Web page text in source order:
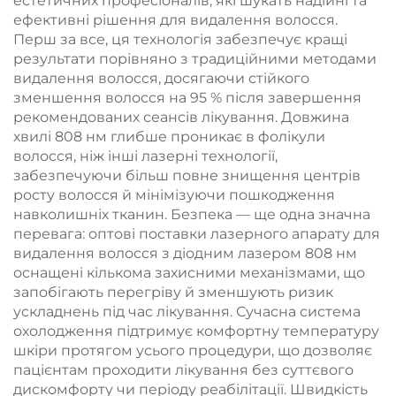
терапії, а також для
схуднення та
зменшення об’ємів
тіла
ефективні рішення для видалення волосся.
Перш за все, ця технологія забезпечує кращі
результати порівняно з традиційними методами
видалення волосся, досягаючи стійкого
зменшення волосся на 95 % після завершення
рекомендованих сеансів лікування. Довжина
хвилі 808 нм глибше проникає в фолікули
волосся, ніж інші лазерні технології,
забезпечуючи більш повне знищення центрів
росту волосся й мінімізуючи пошкодження
навколишніх тканин. Безпека — ще одна значна
перевага: оптові поставки лазерного апарату для
видалення волосся з діодним лазером 808 нм
оснащені кількома захисними механізмами, що
запобігають перегріву й зменшують ризик
ускладнень під час лікування. Сучасна система
охолодження підтримує комфортну температуру
шкіри протягом усього процедури, що дозволяє
пацієнтам проходити лікування без суттєвого
дискомфорту чи періоду реабілітації. Швидкість